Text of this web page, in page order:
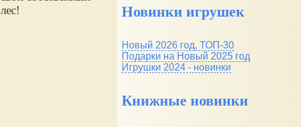
лес!
Новинки игрушек
Новый 2026 год, ТОП-30
Подарки на Новый 2025 год
Игрушки 2024 - новинки
Книжные новинки